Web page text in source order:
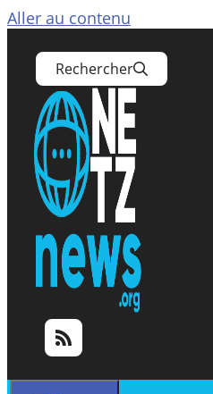
Aller au contenu
Rechercher